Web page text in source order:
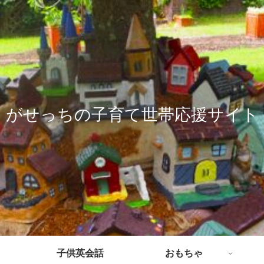
がせっちの子育て世帯応援サイト
子供英会話 おもちゃ